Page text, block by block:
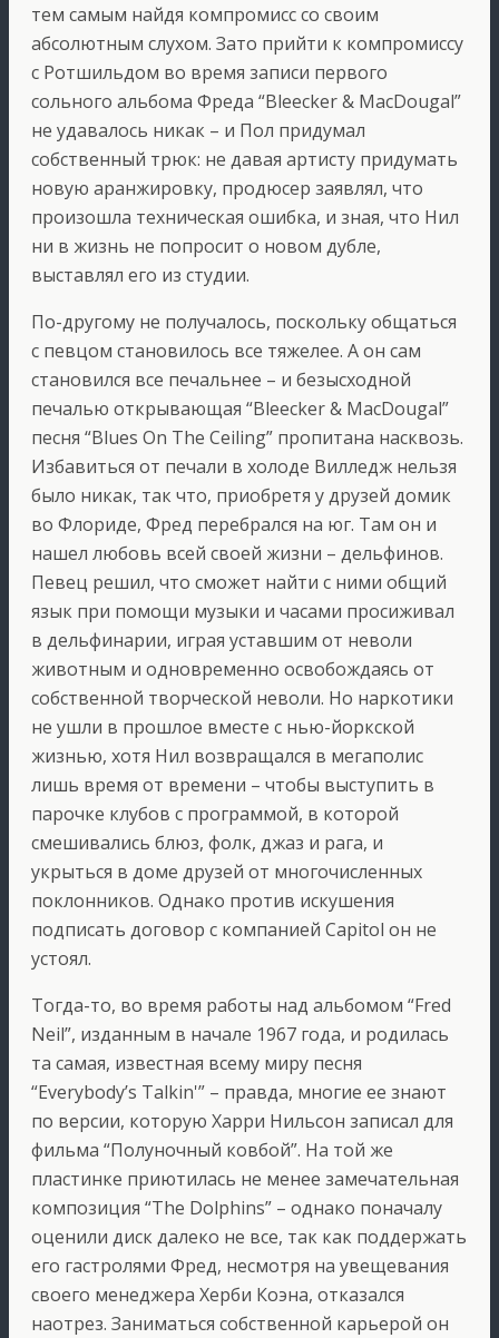
тем самым найдя компромисс со своим
абсолютным слухом. Зато прийти к компромиссу
с Ротшильдом во время записи первого
сольного альбома Фреда “Bleecker & MacDougal”
не удавалось никак – и Пол придумал
собственный трюк: не давая артисту придумать
новую аранжировку, продюсер заявлял, что
произошла техническая ошибка, и зная, что Нил
ни в жизнь не попросит о новом дубле,
выставлял его из студии.
По-другому не получалось, поскольку общаться
с певцом становилось все тяжелее. А он сам
становился все печальнее – и безысходной
печалью открывающая “Bleecker & MacDougal”
песня “Blues On The Ceiling” пропитана насквозь.
Избавиться от печали в холоде Вилледж нельзя
было никак, так что, приобретя у друзей домик
во Флориде, Фред перебрался на юг. Там он и
нашел любовь всей своей жизни – дельфинов.
Певец решил, что сможет найти с ними общий
язык при помощи музыки и часами просиживал
в дельфинарии, играя уставшим от неволи
животным и одновременно освобождаясь от
собственной творческой неволи. Но наркотики
не ушли в прошлое вместе с нью-йоркской
жизнью, хотя Нил возвращался в мегаполис
лишь время от времени – чтобы выступить в
парочке клубов с программой, в которой
смешивались блюз, фолк, джаз и рага, и
укрыться в доме друзей от многочисленных
поклонников. Однако против искушения
подписать договор с компанией Capitol он не
устоял.
Тогда-то, во время работы над альбомом “Fred
Neil”, изданным в начале 1967 года, и родилась
та самая, известная всему миру песня
“Everybody’s Talkin'” – правда, многие ее знают
по версии, которую Харри Нильсон записал для
фильма “Полуночный ковбой”. На той же
пластинке приютилась не менее замечательная
композиция “The Dolphins” – однако поначалу
оценили диск далеко не все, так как поддержать
его гастролями Фред, несмотря на увещевания
своего менеджера Херби Коэна, отказался
наотрез. Заниматься собственной карьерой он